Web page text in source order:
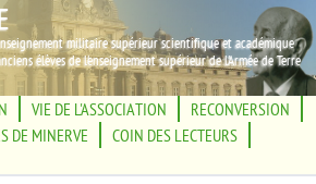
militaire supérieur scientifique et académique
élèves de l'enseignement supérieur de l'Armée de Terre
VIE DE L'ASSOCIATION
RECONVERSION
DE MINERVE COIN DES LECTEURS